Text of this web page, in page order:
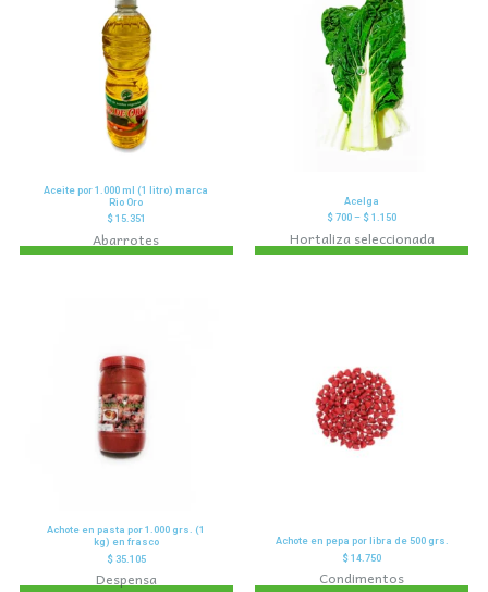
Aceite por 1.000 ml (1 litro) marca
Rio Oro
$15.351
Abarrotes
Acelga
$ 700 – $ 1.150
Hortaliza seleccionada
Achote en pasta por 1.000 grs. (1
kg) en frasco
$35.105
Despensa
Achote en pepa por libra de 500 grs.
$ 14.750
Condimentos